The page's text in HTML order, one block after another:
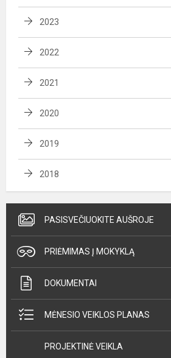
2023
2022
2021
2020
2019
2018
PASISVEČIUOKITE AUŠROJE
PRIĖMIMAS Į MOKYKLĄ
DOKUMENTAI
MĖNESIO VEIKLOS PLANAS
PROJEKTINĖ VEIKLA